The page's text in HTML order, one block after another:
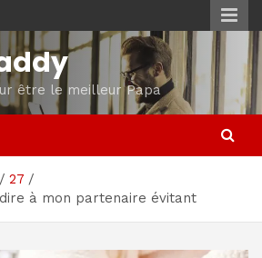
être le meilleur Papa
27
à mon partenaire évitant